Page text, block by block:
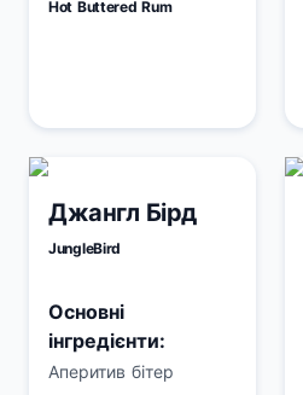
Hot Buttered Rum
Джангл Бірд
JungleBird
Основні
інгредієнти:
Аперитив бітер